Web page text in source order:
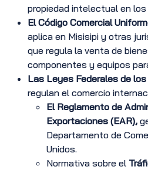
propiedad intelectual en
El Código Comercial
aplica en Misisipi y otras
que regula la venta de
componentes y equipos
Las Leyes Federales de
regulan el comercio
El Reglamento de
Exportaciones (EAR),
Departamento de
Unidos.
Normativa sobre el